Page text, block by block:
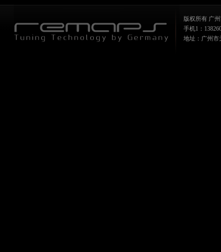
版权所有 广
手机1：
地址：广州市